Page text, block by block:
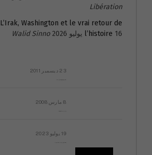
Libération
L’Irak, Washington et le vrai retour de
l’histoire 16 يوليو 2026 Walid Sinno
23 ديسمبر 2011
8 مارس 2008
19 يوليو 2023